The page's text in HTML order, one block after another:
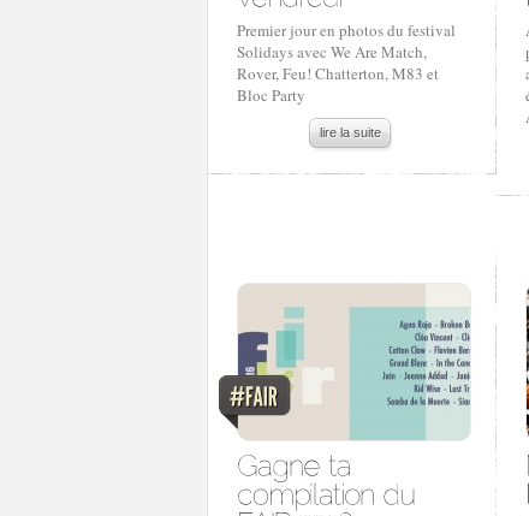
Premier jour en photos du festival
Solidays avec We Are Match,
Rover, Feu! Chatterton, M83 et
Bloc Party
lire la suite